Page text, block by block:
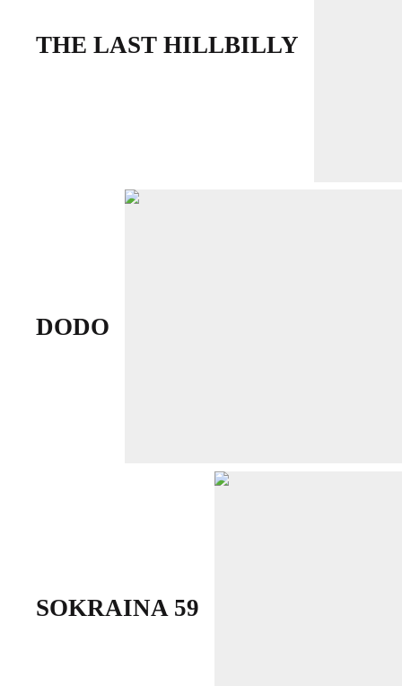
THE LAST HILLBILLY
DODO
SOKRAINA 59